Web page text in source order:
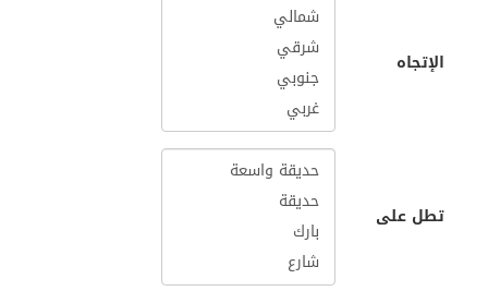
الإتجاه
تطل على